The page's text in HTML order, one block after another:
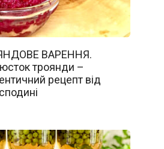
ВАРЕННЯ.
троянди –
рецепт від